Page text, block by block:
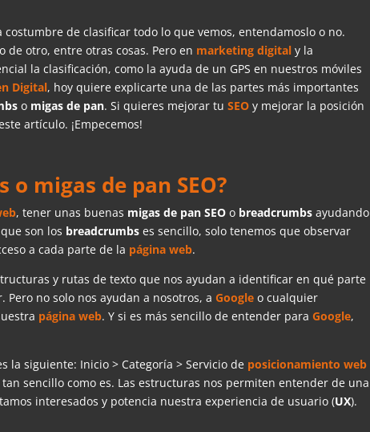
de clasificar todo lo que vemos, entendamoslo o no.
otro, entre otras cosas. Pero en marketing digital y la
la clasificación, como la ayuda de un GPS en nuestros móviles
Digital, hoy quiere explicarte una de las partes más importantes
o migas de pan. Si quieres mejorar tuSEO y mejorar la posición
artículo. ¡Empecemos!
migas de pan SEO?
, tener unas buenas migas de pan SEO o breadcrumbs ayudando
son los breadcrumbs es sencillo, solo tenemos que observar
a cada parte de la página web.
y rutas de texto que nos ayudan a identificar en qué parte
Pero no solo nos ayudan a nosotros, aGoogle o cualquier
página web. Y si es más sencillo de entender paraGoogle,
la siguiente: Inicio > Categoría > Servicio de posicionamiento web
sencillo como es. Las estructuras nos permiten entender de una
interesados y potencia nuestra experiencia de usuario (UX).